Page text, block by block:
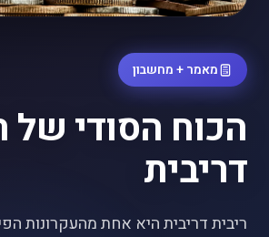
מאמר + מחשבון
הכוח הסודי של
דריבית
ריבית דריבית היא אחת מהעקרונות